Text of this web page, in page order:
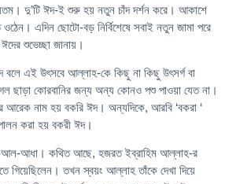
দু’টি ঈদ-ই শুরু হয় নতুন চাঁদ দর্শন করে। আকাশে
ওঠেন। এদিন ছোটো-বড় নির্বিশেষে সবাই নতুন জামা পরে
শুভেচ্ছা জানায়।
বলে এই উৎসবে আল্লাহ-কে কিছু না কিছু উৎসর্গ বা
ছাড়া কোরবানির জন্য অন্য কোনও পশু পাওয়া যেত না।
আরেক নাম হয় বকরি ঈদ। অন্যদিকে, আরবি ‘বকরা ‘
করা হয় বকরী ঈদ।
ঈদ-আল-আধা। কথিত আছে, হজরত ইব্রাহিম আল্লাহ-র
গিয়েছিলেন। তখন স্বয়ং আল্লাহ তাঁকে দেখা দিয়ে